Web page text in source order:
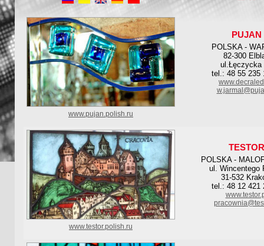
PUJAN
POLSKA -
82-300
ul.Łęczycka
tel.: 48 55 235
www.pujan.polish.ru
TESTOR
POLSKA -
ul. Wincentego
31-532
tel.: 48 12 421
www.testor.polish.ru